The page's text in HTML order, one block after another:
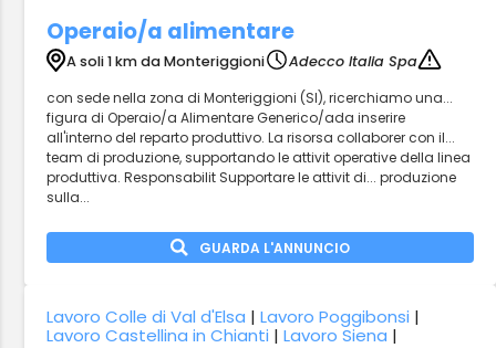
Operaio/a alimentare
A soli 1 km da Monteriggioni
Adecco Italia Spa
con sede nella zona di Monteriggioni (SI), ricerchiamo una...
figura di Operaio/a Alimentare Generico/ada inserire
all'interno del reparto produttivo. La risorsa collaborer con il...
team di produzione, supportando le attivit operative della linea
produttiva. Responsabilit Supportare le attivit di... produzione
sulla...
GUARDA L'ANNUNCIO
Lavoro Colle di Val d'Elsa |Lavoro Poggibonsi |
Lavoro Castellina in Chianti |Lavoro Siena |